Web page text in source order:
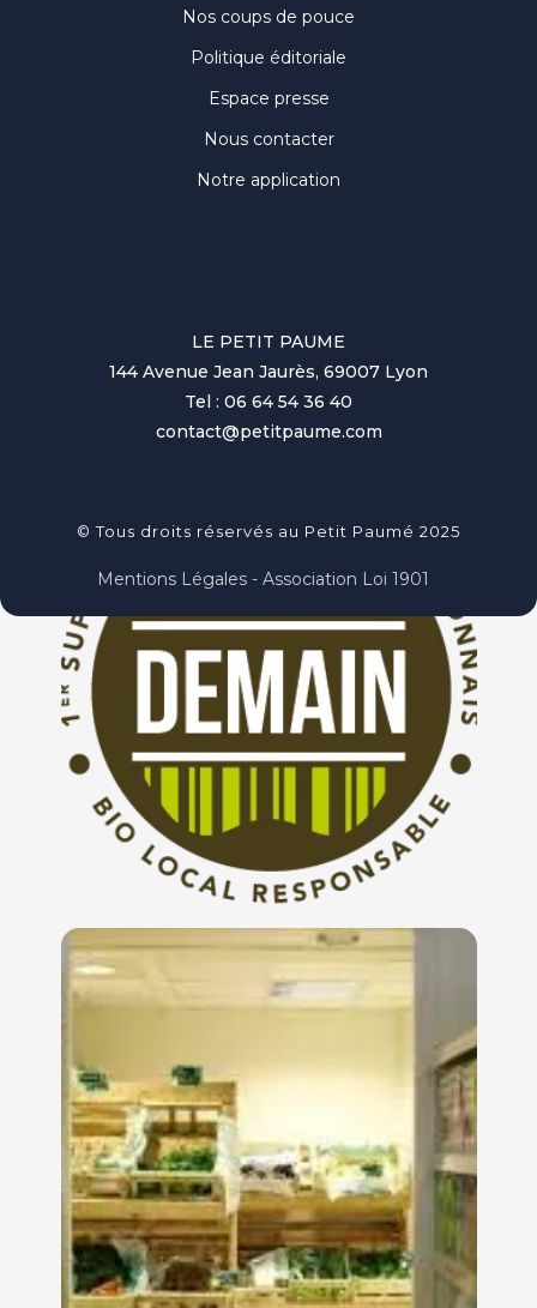
Nos coups de pouce
Politique éditoriale
Espace presse
Nous contacter
Notre application
LE PETIT PAUME
144 Avenue Jean Jaurès, 69007 Lyon
Tel : 06 64 54 36 40
contact@petitpaume.com
© Tous droits réservés au Petit Paumé 2025
Mentions Légales - Association Loi 1901